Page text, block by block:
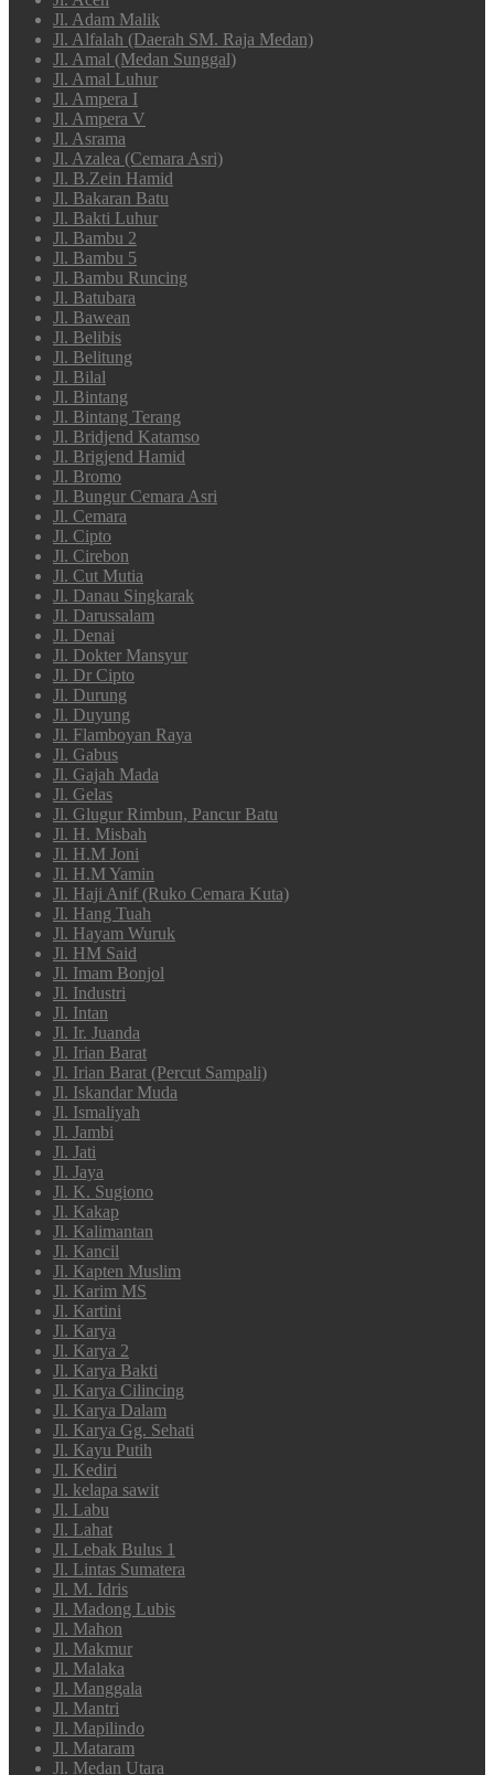
Jl. Adam Malik
Jl. Alfalah (Daerah SM. Raja Medan)
Jl. Amal (Medan Sunggal)
Jl. Amal Luhur
Jl. Ampera I
Jl. Ampera V
Jl. Asrama
Jl. Azalea (Cemara Asri)
Jl. B.Zein Hamid
Jl. Bakaran Batu
Jl. Bakti Luhur
Jl. Bambu 2
Jl. Bambu 5
Jl. Bambu Runcing
Jl. Batubara
Jl. Bawean
Jl. Belibis
Jl. Belitung
Jl. Bilal
Jl. Bintang
Jl. Bintang Terang
Jl. Bridjend Katamso
Jl. Brigjend Hamid
Jl. Bromo
Jl. Bungur Cemara Asri
Jl. Cemara
Jl. Cipto
Jl. Cirebon
Jl. Cut Mutia
Jl. Danau Singkarak
Jl. Darussalam
Jl. Denai
Jl. Dokter Mansyur
Jl. Dr Cipto
Jl. Durung
Jl. Duyung
Jl. Flamboyan Raya
Jl. Gabus
Jl. Gajah Mada
Jl. Gelas
Jl. Glugur Rimbun, Pancur Batu
Jl. H. Misbah
Jl. H.M Joni
Jl. H.M Yamin
Jl. Haji Anif (Ruko Cemara Kuta)
Jl. Hang Tuah
Jl. Hayam Wuruk
Jl. HM Said
Jl. Imam Bonjol
Jl. Industri
Jl. Intan
Jl. Ir. Juanda
Jl. Irian Barat
Jl. Irian Barat (Percut Sampali)
Jl. Iskandar Muda
Jl. Ismaliyah
Jl. Jambi
Jl. Jati
Jl. Jaya
Jl. K. Sugiono
Jl. Kakap
Jl. Kalimantan
Jl. Kancil
Jl. Kapten Muslim
Jl. Karim MS
Jl. Kartini
Jl. Karya
Jl. Karya 2
Jl. Karya Bakti
Jl. Karya Cilincing
Jl. Karya Dalam
Jl. Karya Gg. Sehati
Jl. Kayu Putih
Jl. Kediri
Jl. kelapa sawit
Jl. Labu
Jl. Lahat
Jl. Lebak Bulus 1
Jl. Lintas Sumatera
Jl. M. Idris
Jl. Madong Lubis
Jl. Mahon
Jl. Makmur
Jl. Malaka
Jl. Manggala
Jl. Mantri
Jl. Mapilindo
Jl. Mataram
Jl. Medan Utara